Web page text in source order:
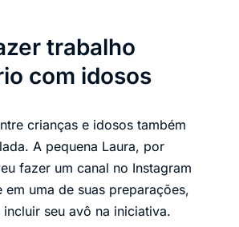
trabalho
com idosos
crianças e idosos também
A pequena Laura, por
fazer um canal no Instagram
em uma de suas preparações,
seu avô na iniciativa.